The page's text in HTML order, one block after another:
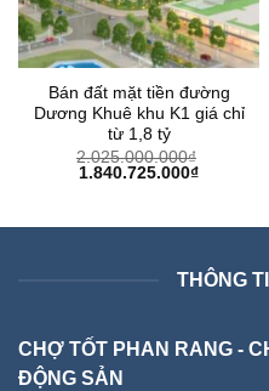
Bán đất mặt tiền đường
Dương Khuê khu K1 giá chỉ
từ 1,8 tỷ
2.025.000.000₫
Giá
1.840.725.000₫Giá
THÔNG
CHỢ TỐT PHAN RANG -
ĐỘNG SẢN